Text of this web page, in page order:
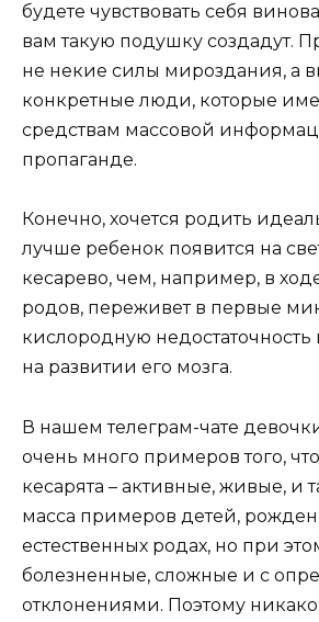
будете чувствовать себя
вам такую подушку создадут.
не некие силы мироздания, а
конкретные люди, которые
средствам массовой
пропаганде.
Конечно, хочется родить
лучше ребенок появится на
кесарево, чем, например, в
родов, переживет в первые
кислородную недостаточность
на развитии его мозга.
В нашем телеграм-чате
очень много примеров того,
кесарята – активные, живые, и
масса примеров детей,
естественных родах, но при
болезненные, сложные и с
отклонениями. Поэтому